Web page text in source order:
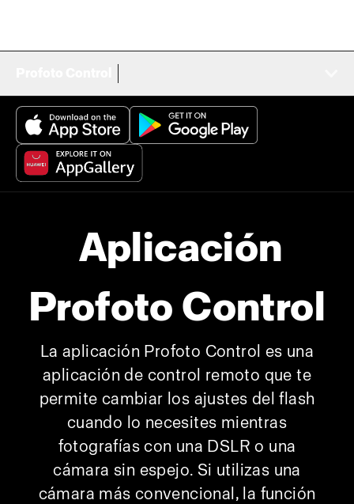
Aplicación
Profoto Control
La aplicación Profoto Control es una
aplicación de control remoto que te
permite cambiar los ajustes del flash
cuando lo necesites mientras
fotografías con una DSLR o una
cámara sin espejo. Si utilizas una
cámara más convencional, la función